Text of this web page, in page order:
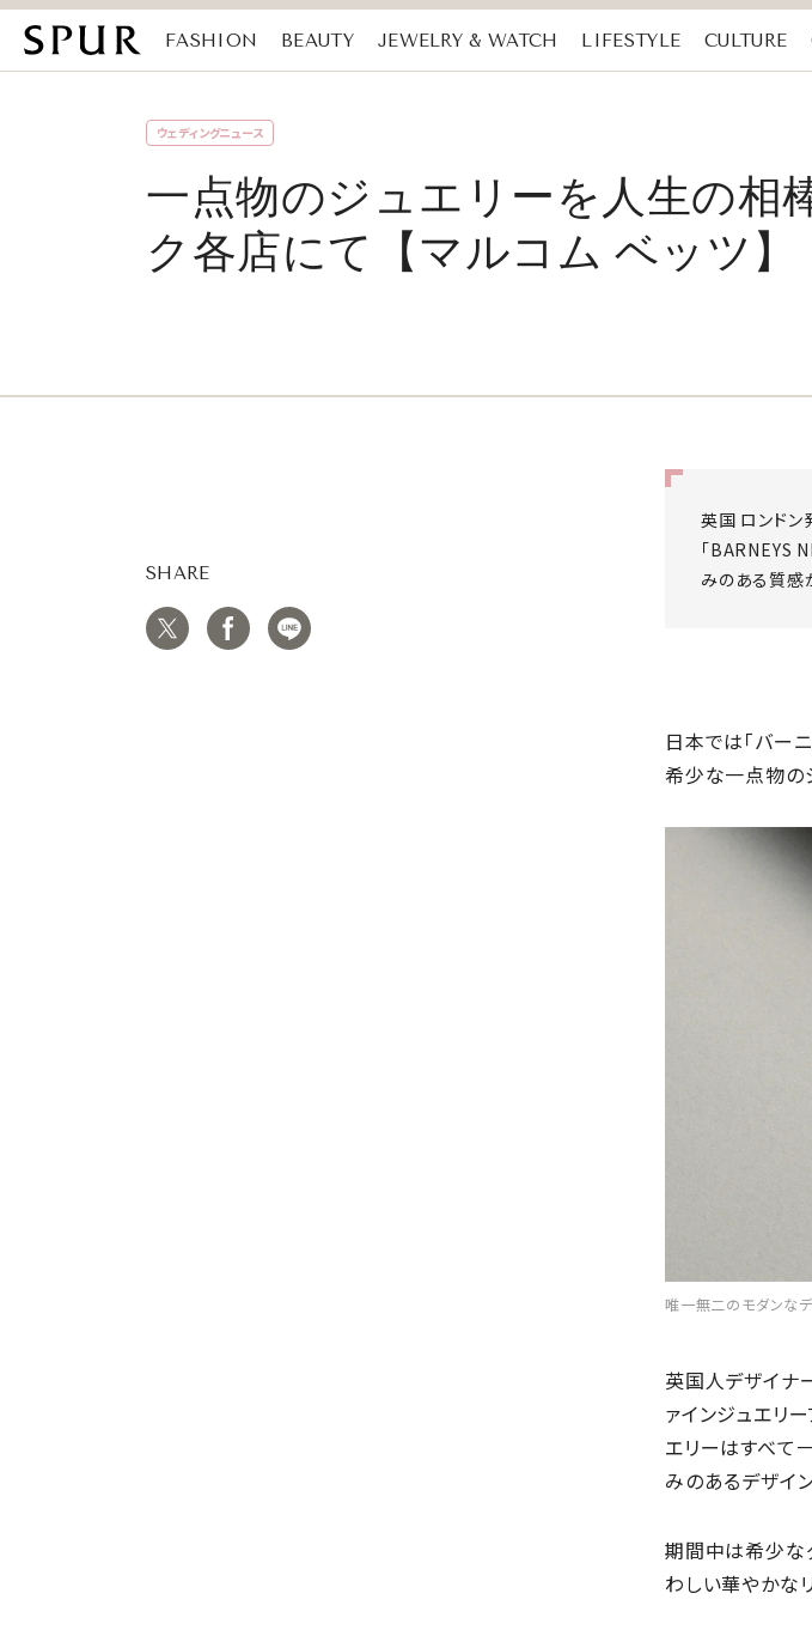
FASHION BEAUTY JEWELRY & WATCH LIFESTYLE CULTURE
ウェディングニュース
一点物のジュエリーを人生の
ク各店にて【マルコム ベッツ】
SHARE
英国 ロンドン
「BARNEYS
みのある質感
日本では「バー
希少な一点物の
唯一無二のモダンなデ
英国人デザイナ
ァインジュエリ
エリーはすべて
みのあるデザイ
期間中は希少な
わしい華やかな